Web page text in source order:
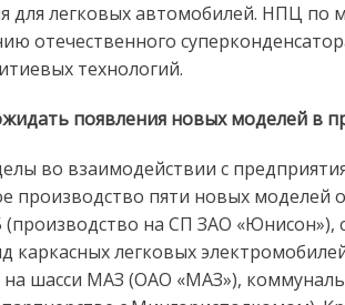
для легковых автомобилей. НПЦ
отечественного
технологий.
появления новых моделей в
во взаимодействии с
производство пяти новых моделей
(производство на СП ЗАО «Юнисон»),
каркасных легковых
на шасси МАЗ (ОАО «МАЗ»),